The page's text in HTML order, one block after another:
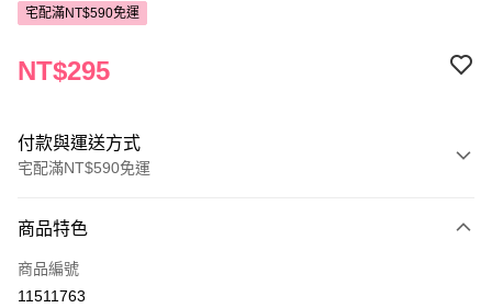
宅配滿NT$590免運
NT$295
付款與運送方式
宅配滿NT$590免運
POYA支付
信用卡一次付款
商品特色
商品編號
11511763